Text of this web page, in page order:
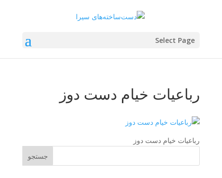
Select Page
رباعیات خیام دست دوز
رباعیات خیام دست دوز